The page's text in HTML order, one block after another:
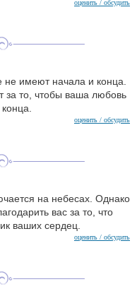
оценить / обсудить
имеют начала и конца.
то, чтобы ваша любовь
оценить / обсудить
на небесах. Однако
вас за то, что
ваших сердец.
оценить / обсудить